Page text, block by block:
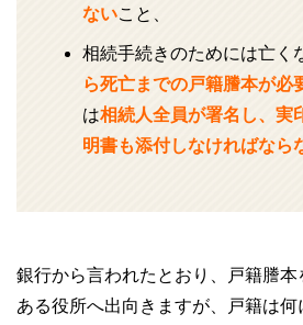
ないこと、
相続手続きのためには亡く
ら死亡までの戸籍謄本が必
は相続人全員が署名し、実
明書も添付しなければなら
銀行から言われたとおり、戸籍謄
ある役所へ出向きますが、戸籍は